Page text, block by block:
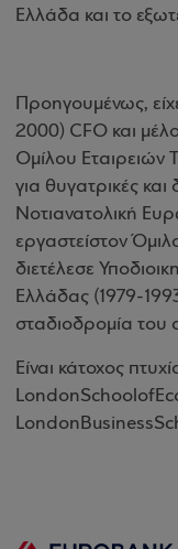
Ελλάδα και το
Προηγουμένως,
2000) CFO και
Ομίλου Εταιρειών
για θυγατρικές
Νοτιανατολική
εργαστείστον
διετέλεσε
Ελλάδας (1979-
σταδιοδρομία του
Είναι κάτοχος
LondonSchoolof
LondonBusiness